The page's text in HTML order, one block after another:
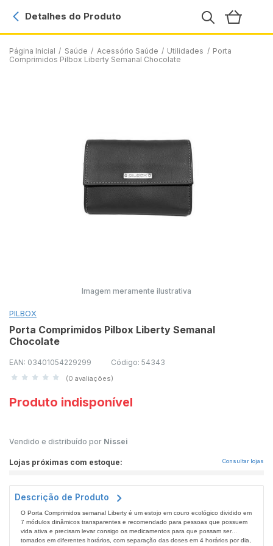
Página Inicial / Saúde / Acessório Saúde / Utilidades / Porta
Comprimidos Pilbox Liberty Semanal Chocolate
Detalhes do Produto
Imagem meramente ilustrativa
PILBOX
Porta Comprimidos Pilbox Liberty Semanal
Chocolate
EAN: 03401054229299 Código: 54343
(0 avaliações)
Produto indisponível
Vendido e distribuído por Nissei
Lojas próximas com estoque: Consultar lojas
Descrição de Produto
O Porta Comprimidos semanal Liberty é um estojo em couro ecológico dividido em
7 módulos dinâmicos transparentes e recomendado para pessoas que possuem
vida ativa e precisam levar consigo os medicamentos para que possam ser
tomados em diferentes horários, com separação das doses em 4 horários por dia,